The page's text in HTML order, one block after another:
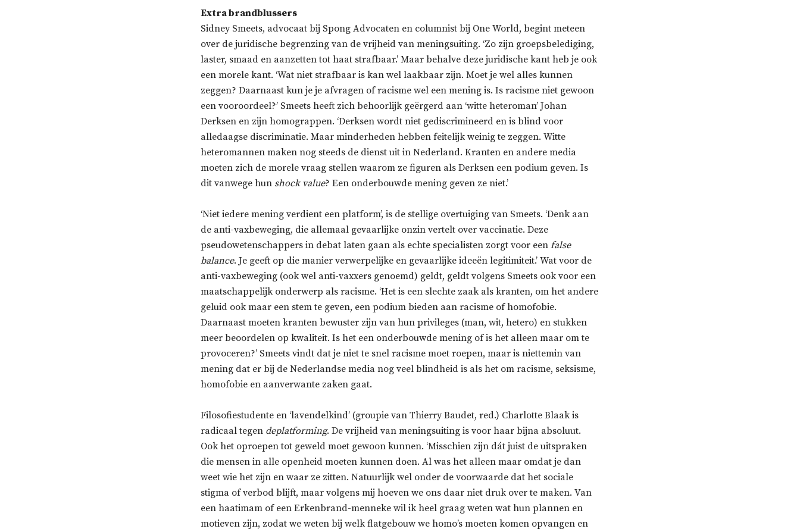
Extra brandblussers
Sidney Smeets, advocaat bij Spong Advocaten en columnist bij One World, begint meteen
over de juridische begrenzing van de vrijheid van meningsuiting. ‘Zo zijn groepsbelediging,
laster, smaad en aanzetten tot haat strafbaar.’ Maar behalve deze juridische kant heb je ook
een morele kant. ‘Wat niet strafbaar is kan wel laakbaar zijn. Moet je wel alles kunnen
zeggen? Daarnaast kun je je afvragen of racisme wel een mening is. Is racisme niet gewoon
een vooroordeel?’ Smeets heeft zich behoorlijk geërgerd aan ‘witte heteroman’ Johan
Derksen en zijn homograppen. ‘Derksen wordt niet gediscrimineerd en is blind voor
alledaagse discriminatie. Maar minderheden hebben feitelijk weinig te zeggen. Witte
heteromannen maken nog steeds de dienst uit in Nederland. Kranten en andere media
moeten zich de morele vraag stellen waarom ze figuren als Derksen een podium geven. Is
dit vanwege hun shock value? Een onderbouwde mening geven ze niet.’
‘Niet iedere mening verdient een platform’, is de stellige overtuiging van Smeets. ‘Denk aan
de anti-vaxbeweging, die allemaal gevaarlijke onzin vertelt over vaccinatie. Deze
pseudowetenschappers in debat laten gaan als echte specialisten zorgt voor een false
balance. Je geeft op die manier verwerpelijke en gevaarlijke ideeën legitimiteit.’ Wat voor de
anti-vaxbeweging (ook wel anti-vaxxers genoemd) geldt, geldt volgens Smeets ook voor een
maatschappelijk onderwerp als racisme. ‘Het is een slechte zaak als kranten, om het andere
geluid ook maar een stem te geven, een podium bieden aan racisme of homofobie.
Daarnaast moeten kranten bewuster zijn van hun privileges (man, wit, hetero) en stukken
meer beoordelen op kwaliteit. Is het een onderbouwde mening of is het alleen maar om te
provoceren?’ Smeets vindt dat je niet te snel racisme moet roepen, maar is niettemin van
mening dat er bij de Nederlandse media nog veel blindheid is als het om racisme, seksisme,
homofobie en aanverwante zaken gaat.
Filosofiestudente en ‘lavendelkind’ (groupie van Thierry Baudet, red.) Charlotte Blaak is
radicaal tegen deplatforming. De vrijheid van meningsuiting is voor haar bijna absoluut.
Ook het oproepen tot geweld moet gewoon kunnen. ‘Misschien zijn dát juist de uitspraken
die mensen in alle openheid moeten kunnen doen. Al was het alleen maar omdat je dan
weet wie het zijn en waar ze zitten. Natuurlijk wel onder de voorwaarde dat het sociale
stigma of verbod blijft, maar volgens mij hoeven we ons daar niet druk over te maken. Van
een haatimam of een Erkenbrand-menneke wil ik heel graag weten wat hun plannen en
motieven zijn, zodat we weten bij welk flatgebouw we homo’s moeten komen opvangen en